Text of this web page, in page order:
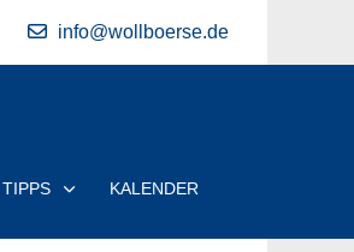
info@wollboerse.de
TIPPS KALENDER